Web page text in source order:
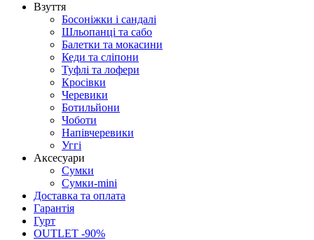
Взуття
Босоніжки і сандалі
Шльопанці та сабо
Балетки та мокасини
Кеди та сліпони
Туфлі та лофери
Кросівки
Черевики
Ботильйони
Чоботи
Напівчеревики
Уггі
Аксесуари
Сумки
Сумки-mini
Доставка та оплата
Гарантія
Гурт
OUTLET -90%